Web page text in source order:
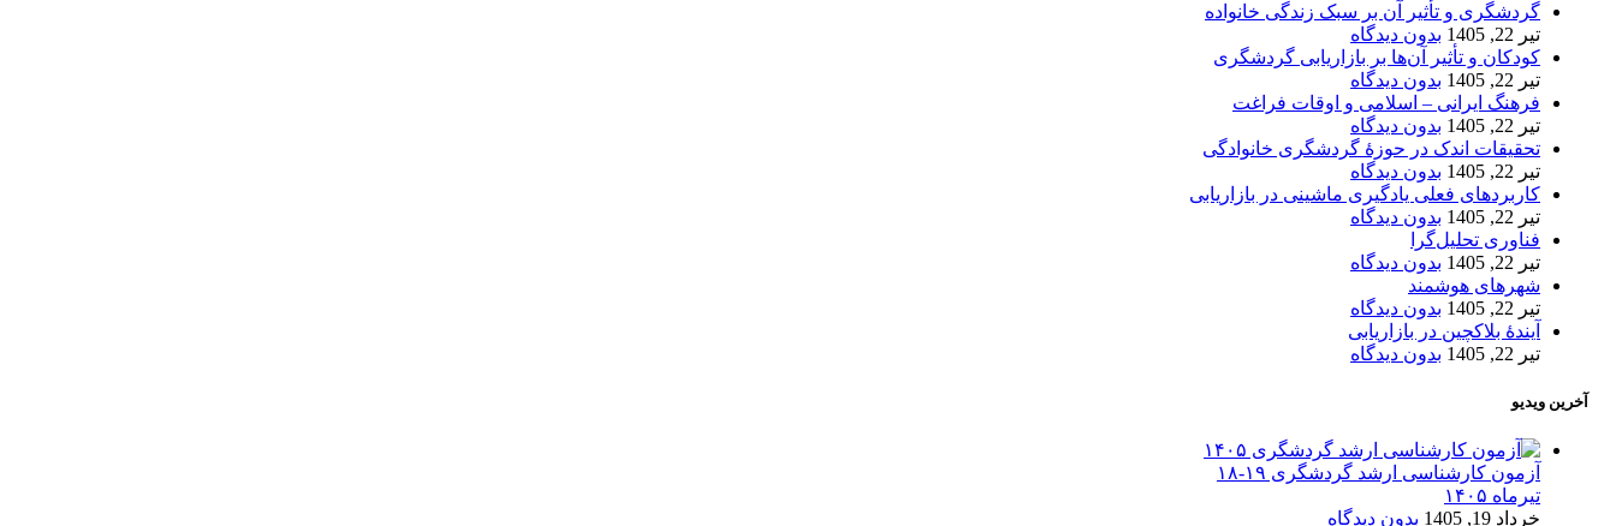
گردشگری و تأثیر آن بر سبک زندگی خانواده
تیر 22, 1405
بدون دیدگاه
کودکان و تأثیر آن‌ها بر بازاریابی گردشگری
تیر 22, 1405
بدون دیدگاه
فرهنگ ایرانی – اسلامی و اوقات فراغت
تیر 22, 1405
بدون دیدگاه
تحقیقات اندک در حوزۀ گردشگری خانوادگی
تیر 22, 1405
بدون دیدگاه
کاربردهای فعلی یادگیری ماشینی در بازاریابی
تیر 22, 1405
بدون دیدگاه
فناوری تحلیل‌گرا
تیر 22, 1405
بدون دیدگاه
شهرهای هوشمند
تیر 22, 1405
بدون دیدگاه
آیندۀ بلاکچین در بازاریابی
تیر 22, 1405
بدون دیدگاه
آخرین ویدیو
آزمون کارشناسی ارشد گردشگری ۱۹-۱۸
تیرماه ۱۴۰۵
خرداد 19, 1405
بدون دیدگاه